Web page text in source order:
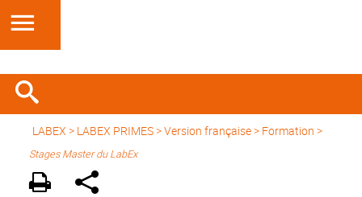
LABEX > LABEX PRIMES>Version française> Formation >
Stages Master du LabEx